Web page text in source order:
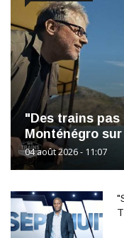
"Des trains pas
Monténégro
04 août 2026 - 11:07